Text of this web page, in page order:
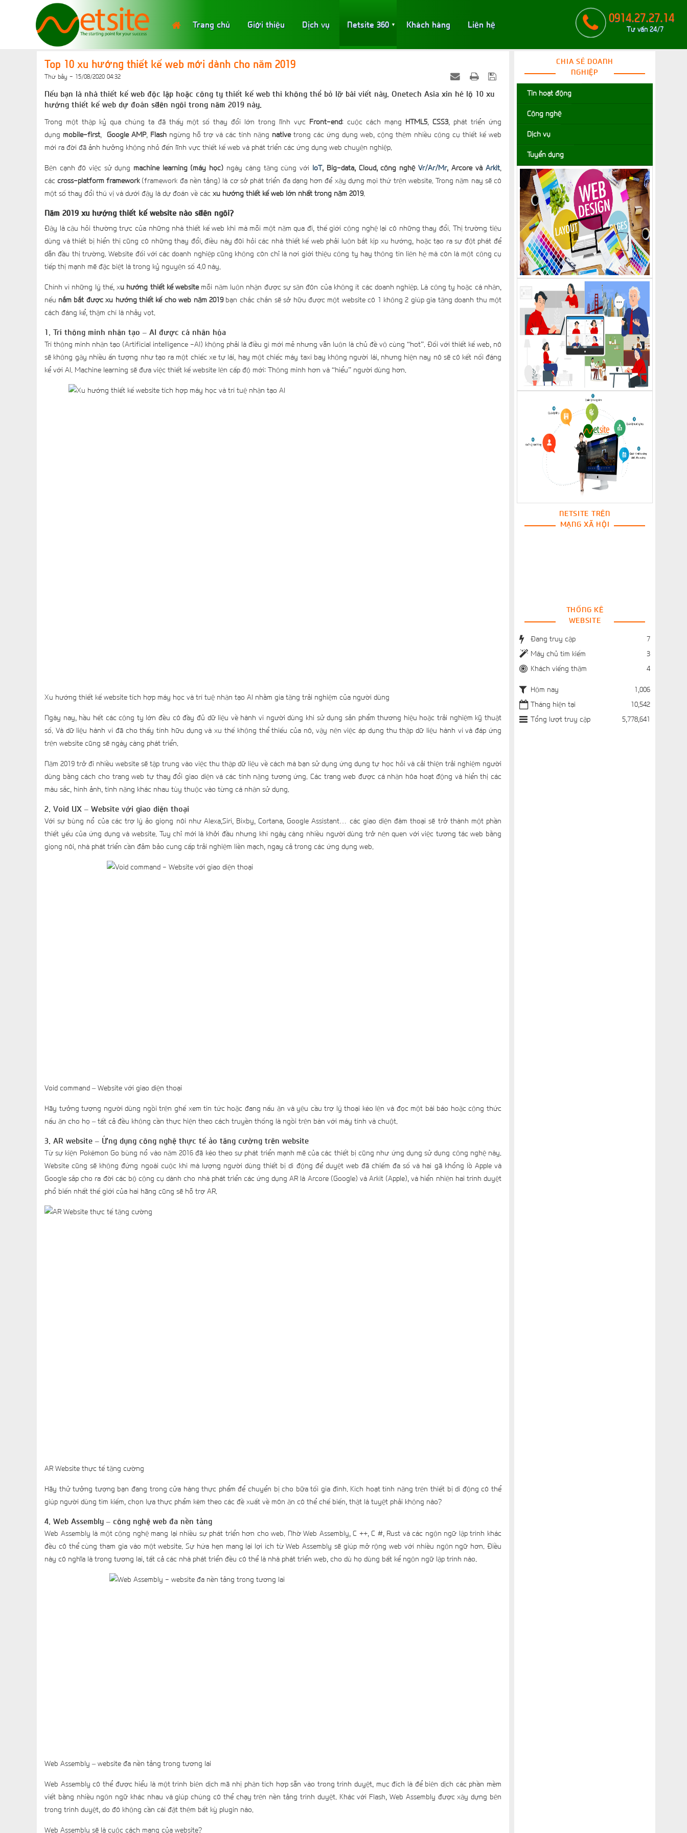
Trang chủ Giới thiệu Dịch vụ Netsite 360 ▼ Khách hàng Liên hệ 0914.27.27.14
Tư vấn 24/7
Top 10 xu hướng thiết kế web mới dành cho năm 2019
Thứ bảy - 15/08/2020 04:32
Nếu bạn là nhà thiết kế web độc lập hoặc công ty thiết kế web thì không thể bỏ lỡ bài viết này. Onetech Asia xin hé lộ 10 xu
hướng thiết kế web dự đoán sẽ lên ngôi trong năm 2019 này.
Trong một thập kỷ qua chúng ta đã thấy một số thay đổi lớn trong lĩnh vực Front-end: cuộc cách mạng HTML5, CSS3, phát triển ứng
dụng mobile-first, Google AMP, Flash ngừng hỗ trợ và các tính năng nativetrong các ứng dụng web, cộng thêm nhiều công cụ thiết kế web
mới ra đời đã ảnh hưởng không nhỏ đến lĩnh vực thiết kế web và phát triển các ứng dụng web chuyên nghiệp.
Bên cạnh đó việc sử dụng machine learning (máy học) ngày càng tăng cùng với IoT, Big-data, Cloud, công nghệ Vr/Ar/Mr, Arcore và Arkit,
các cross-platform framework(framework đa nền tảng) là cơ sở phát triển đa dạng hơn để xây dựng mọi thứ trên website. Trong năm nay sẽ có
một số thay đổi thú vị và dưới đây là dự đoán về các xu hướng thiết kế web lớn nhất trong năm 2019.
Năm 2019 xu hướng thiết kế website nào sẽ lên ngôi?
Đây là câu hỏi thường trực của những nhà thiết kế web khi mà mỗi một năm qua đi, thế giới công nghệ lại có những thay đổi. Thị trường tiêu
dùng và thiết bị hiển thị cũng có những thay đổi, điều này đòi hỏi các nhà thiết kế web phải luôn bắt kịp xu hướng, hoặc tạo ra sự đột phát để
dẫn đầu thị trường. Website đối với các doanh nghiệp cũng không còn chỉ là nơi giới thiệu công ty hay thông tin liên hệ mà còn là một công cụ
tiếp thị mạnh mẽ đặc biệt là trong kỷ nguyên số 4.0 này.
Chính vì những lý thế, xu hướng thiết kế websitemỗi năm luôn nhận được sự săn đón của không ít các doanh nghiệp. Là công ty hoặc cá nhân,
nếu nắm bắt được xu hướng thiết kế cho web năm 2019bạn chắc chắn sẽ sở hữu được một website có 1 không 2 giúp gia tăng doanh thu một
cách đáng kể, thậm chí là nhảy vọt.
1. Trí thông minh nhân tạo – AI được cá nhân hóa
Trí thông minh nhân tạo (Artificial intelligence -AI) không phải là điều gì mới mẻ nhưng vẫn luôn là chủ đề vô cùng “hot”. Đối với thiết kế web, nó
sẽ không gây nhiều ấn tượng như tạo ra một chiếc xe tự lái, hay một chiếc máy taxi bay không người lái, nhưng hiện nay nó sẽ có kết nối đáng
kể với AI. Machine learning sẽ đưa việc thiết kế website lên cấp độ mới: Thông minh hơn và “hiểu” người dùng hơn.
Xu hướng thiết kế website tích hợp máy học và trí tuệ nhân tạo AI nhằm gia tăng trải nghiệm của người dùng
Ngày nay, hầu hết các công ty lớn đều có đầy đủ dữ liệu về hành vi người dùng khi sử dụng sản phẩm thương hiệu hoặc trải nghiệm kỹ thuật
số. Và dữ liệu hành vi đã cho thấy tính hữu dụng và xu thế không thể thiếu của nó, vậy nên việc áp dụng thu thập dữ liệu hành vi và đáp ứng
trên website cũng sẽ ngày càng phát triển.
Năm 2019 trở đi nhiều website sẽ tập trung vào việc thu thập dữ liệu về cách mà bạn sử dụng ứng dụng tự học hỏi và cải thiện trải nghiệm người
dùng bằng cách cho trang web tự thay đổi giao diện và các tính năng tương ứng. Các trang web được cá nhân hóa hoạt động và hiển thị các
màu sắc, hình ảnh, tính năng khác nhau tùy thuộc vào từng cá nhân sử dụng.
2. Void UX – Website với giao diện thoại
Với sự bùng nổ của các trợ lý ảo giọng nói như Alexa,Siri, Bixby, Cortana, Google Assistant… các giao diện đàm thoại sẽ trở thành một phần
thiết yếu của ứng dụng và website. Tuy chỉ mới là khởi đầu nhưng khi ngày càng nhiều người dùng trở nên quen với việc tương tác web bằng
giọng nói, nhà phát triển cần đảm bảo cung cấp trải nghiệm liền mạch, ngay cả trong các ứng dụng web.
Void command – Website với giao diện thoại
Hãy tưởng tượng người dùng ngồi trên ghế xem tin tức hoặc đang nấu ăn và yêu cầu trợ lý thoại kéo lên và đọc một bài báo hoặc công thức
nấu ăn cho họ – tất cả đều không cần thực hiện theo cách truyền thống là ngồi trên bàn với máy tính và chuột.
3. AR website – Ứng dụng công nghệ thực tế ảo tăng cường trên website
Từ sự kiện Pokémon Go bùng nổ vào năm 2016 đã kéo theo sự phát triển mạnh mẽ của các thiết bị cũng như ứng dụng sử dụng công nghệ này.
Website cũng sẽ không đứng ngoài cuộc khi mà lượng người dùng thiết bị di động để duyệt web đã chiếm đa số và hai gã khổng lồ Apple và
Google sắp cho ra đời các bộ công cụ dành cho nhà phát triển các ứng dụng AR là Arcore (Google) và Arkit (Apple), và hiển nhiên hai trình duyệt
phổ biến nhất thế giới của hai hãng cũng sẽ hỗ trợ AR.
AR Website thực tế tăng cường
Hãy thử tưởng tượng bạn đang trong cửa hàng thực phẩm để chuyển bị cho bữa tối gia đình. Kích hoạt tính năng trên thiết bị di động có thể
giúp người dùng tìm kiếm, chọn lựa thực phẩm kèm theo các đề xuất về món ăn có thể chế biến, thật là tuyệt phải không nào?
4. Web Assembly – công nghệ web đa nền tảng
Web Assembly là một công nghệ mang lại nhiều sự phát triển hơn cho web. Nhờ Web Assembly, C ++, C #, Rust và các ngôn ngữ lập trình khác
đều có thể cùng tham gia vào một website. Sự hứa hẹn mang lại lợi ích từ Web Assembly sẽ giúp mở rộng web với nhiều ngôn ngữ hơn. Điều
này có nghĩa là trong tương lai, tất cả các nhà phát triển đều có thể là nhà phát triển web, cho dù họ dùng bất kể ngôn ngữ lập trình nào.
Web Assembly – website đa nền tảng trong tương lai
Web Assembly có thể được hiểu là một trình biên dịch mã nhị phân tích hợp sẵn vào trong trình duyệt, mục đích là để biên dịch các phần mềm
viết bằng nhiều ngôn ngữ khác nhau và giúp chúng có thể chạy trên nền tảng trình duyệt. Khác với Flash, Web Assembly được xây dựng bên
trong trình duyệt, do đó không cần cài đặt thêm bất kỳ plugin nào.
Web Assembly sẽ là cuộc cách mạng của website?
CHIA SẺ DOANH
NGHIỆP
Tin hoạt động
Công nghệ
Dịch vụ
Tuyển dụng
NETSITE TRÊN
MẠNG XÃ HỘI
THỐNG KÊ
WEBSITE
Đang truy cập
7
Máy chủ tìm kiếm
3
Khách viếng thăm
4
Hôm nay
1,006
Tháng hiện tại
10,542
Tổng lượt truy cập
5,778,641